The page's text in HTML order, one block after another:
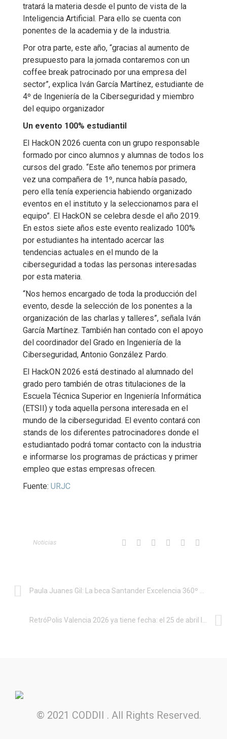
tratará la materia desde el punto de vista de la
Inteligencia Artificial. Para ello se cuenta con
ponentes de la academia y de la industria.
Por otra parte, este año, “gracias al aumento de
presupuesto para la jornada contaremos con un
coffee break patrocinado por una empresa del
sector”, explica Iván García Martínez, estudiante de
4º de Ingeniería de la Ciberseguridad y miembro
del equipo organizador
Un evento 100% estudiantil
El HackON 2026 cuenta con un grupo responsable
formado por cinco alumnos y alumnas de todos los
cursos del grado. “Este año tenemos por primera
vez una compañera de 1º, nunca había pasado,
pero ella tenía experiencia habiendo organizado
eventos en el instituto y la seleccionamos para el
equipo”. El HackON se celebra desde el año 2019.
En estos siete años este evento realizado 100%
por estudiantes ha intentado acercar las
tendencias actuales en el mundo de la
ciberseguridad a todas las personas interesadas
por esta materia.
“Nos hemos encargado de toda la producción del
evento, desde la selección de los ponentes a la
organización de las charlas y talleres”, señala Iván
García Martínez. También han contado con el apoyo
del coordinador del Grado en Ingeniería de la
Ciberseguridad, Antonio González Pardo.
El HackON 2026 está destinado al alumnado del
grado pero también de otras titulaciones de la
Escuela Técnica Superior en Ingeniería Informática
(ETSII) y toda aquella persona interesada en el
mundo de la ciberseguridad. El evento contará con
stands de los diferentes patrocinadores donde el
estudiantado podrá tomar contacto con la industria
e informarse los programas de prácticas y primer
empleo que estas empresas ofrecen.
Fuente: URJC
Noticias
© 2021 CODDII . All Rights Reserved.